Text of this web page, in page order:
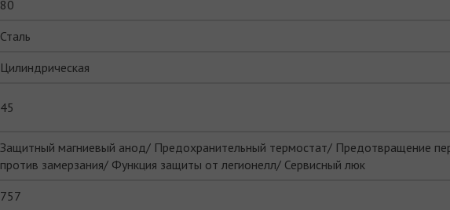
80
Сталь
Цилиндрическая
45
Защитный магниевый анод/ Предохранительный термостат/ Предотвращение
против замерзания/ Функция защиты от легионелл/ Сервисный люк
757